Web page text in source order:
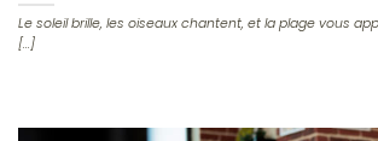
Le soleil brille, les oiseaux chantent, et la plage vous
[...]